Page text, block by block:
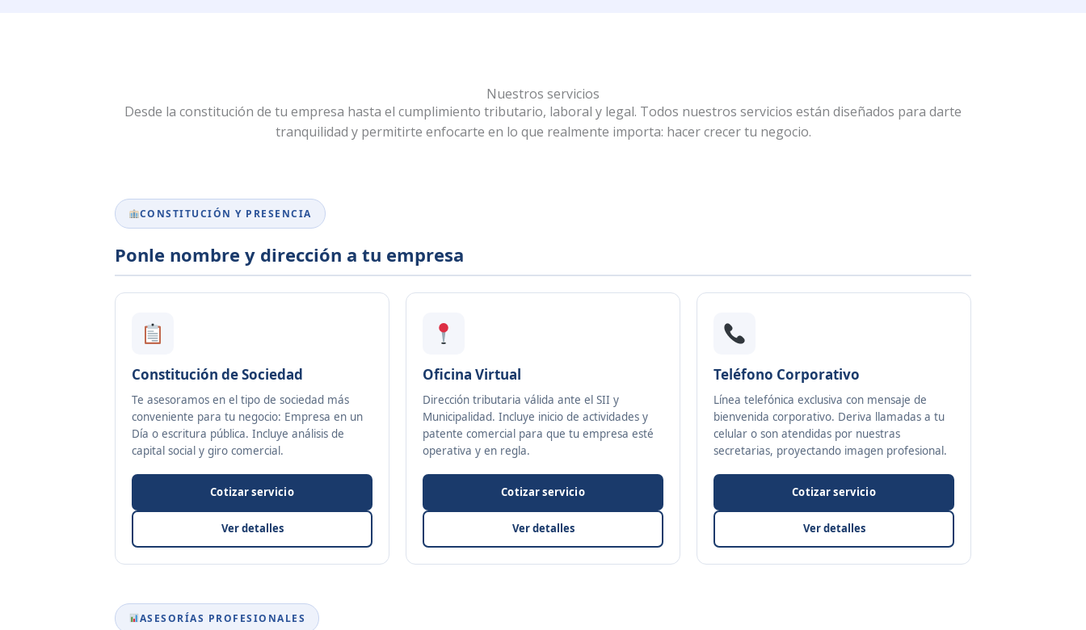
Nuestros servicios
Desde la constitución de tu empresa hasta el cumplimiento tributario, laboral y legal. Todos nuestros servicios están diseñados para darte
tranquilidad y permitirte enfocarte en lo que realmente importa: hacer crecer tu negocio.
CONSTITUCIÓN Y PRESENCIA
Ponle nombre y dirección a tu empresa
Constitución de Sociedad
Te asesoramos en el tipo de sociedad más
conveniente para tu negocio: Empresa en un
Día o escritura pública. Incluye análisis de
capital social y giro comercial.
Cotizar servicio
Ver detalles
Oficina Virtual
Dirección tributaria válida ante el SII y
Municipalidad. Incluye inicio de actividades y
patente comercial para que tu empresa esté
operativa y en regla.
Cotizar servicio
Ver detalles
Teléfono Corporativo
Línea telefónica exclusiva con mensaje de
bienvenida corporativo. Deriva llamadas a tu
celular o son atendidas por nuestras
secretarias, proyectando imagen profesional.
Cotizar servicio
Ver detalles
ASESORÍAS PROFESIONALES